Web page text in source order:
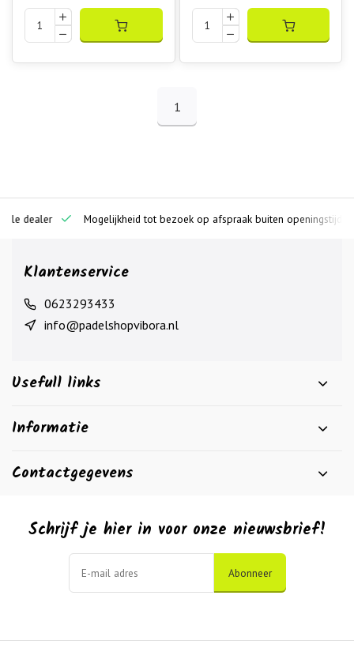
1
dealer Mogelijkheid tot bezoek op afspraak buiten openingstijden
Klantenservice
0623293433
info@padelshopvibora.nl
Usefull links
Informatie
Contactgegevens
Schrijf je hier in voor onze nieuwsbrief!
Abonneer